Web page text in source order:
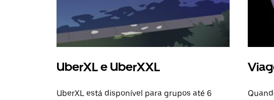
UberXL e UberXXL
UberXL está disponível para grupos até 6